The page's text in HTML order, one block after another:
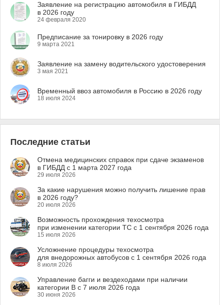
Заявление на регистрацию автомобиля в ГИБДД
в 2026 году
24 февраля 2020
Предписание за тонировку в 2026 году
9 марта 2021
Заявление на замену водительского удостоверения
3 мая 2021
Временный ввоз автомобиля в Россию в 2026 году
18 июля 2024
Последние статьи
Отмена медицинских справок при сдаче экзаменов
в ГИБДД с 1 марта 2027 года
29 июля 2026
За какие нарушения можно получить лишение прав
в 2026 году?
20 июля 2026
Возможность прохождения техосмотра
при изменении категории ТС с 1 сентября 2026 года
15 июля 2026
Усложнение процедуры техосмотра
для внедорожных автобусов с 1 сентября 2026 года
8 июля 2026
Управление багги и вездеходами при наличии
категории B с 7 июля 2026 года
30 июня 2026